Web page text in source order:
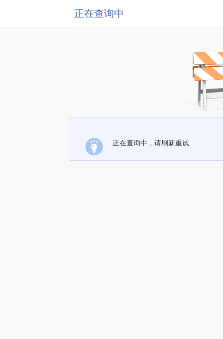
正在查询中
正在查询中，请刷新重试